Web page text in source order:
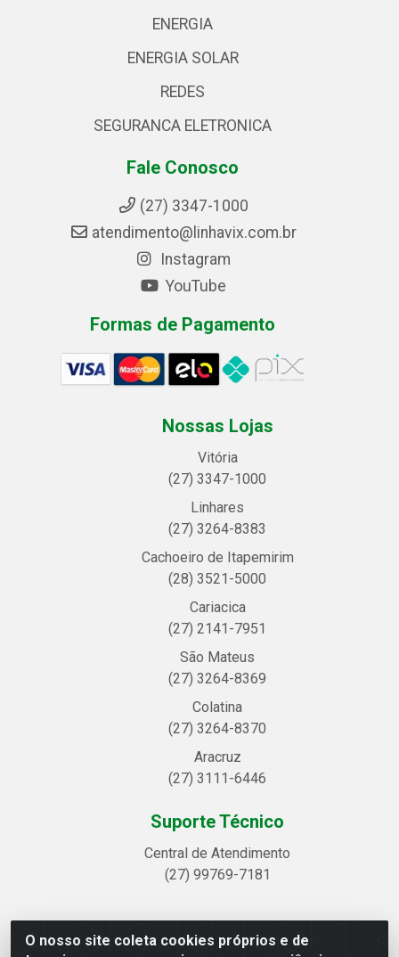
O nosso site coleta cookies próprios e de
ENERGIA
ENERGIA SOLAR
REDES
SEGURANCA ELETRONICA
Fale Conosco
(27) 3347-1000
atendimento@linhavix.com.br
Instagram
YouTube
Formas de Pagamento
Nossas Lojas
Vitória
(27) 3347-1000
Linhares
(27) 3264-8383
Cachoeiro de Itapemirim
(28) 3521-5000
Cariacica
(27) 2141-7951
São Mateus
(27) 3264-8369
Colatina
(27) 3264-8370
Aracruz
(27) 3111-6446
Suporte Técnico
Central de Atendimento
(27) 99769-7181
Linhavix Distribuidora LTDA - Avenida Alegre, 2521 -